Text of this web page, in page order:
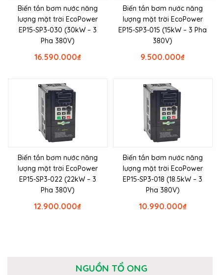
Biến tần bơm nước năng
lượng mặt trời EcoPower
EP15-SP3-030 (30kW – 3
Pha 380V)
₫
16.590.000
Biến tần bơm nước năng
lượng mặt trời EcoPower
EP15-SP3-015 (15kW – 3 Pha
380V)
₫
9.500.000
Biến tần bơm nước năng
lượng mặt trời EcoPower
EP15-SP3-022 (22kW – 3
Pha 380V)
₫
12.900.000
Biến tần bơm nước năng
lượng mặt trời EcoPower
EP15-SP3-018 (18.5kW – 3
Pha 380V)
₫
10.990.000
NGUỒN TỔ ONG